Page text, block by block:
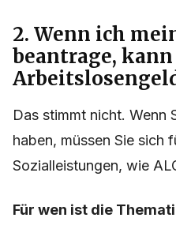
2. Wenn ich
beantrage,
Das stimmt nicht. Wenn
haben, müssen Sie sich
Sozialleistungen, wie
Für wen ist die